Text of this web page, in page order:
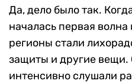
Да, дело было так.
началась первая
регионы стали
защиты и другие
интенсивно слушали